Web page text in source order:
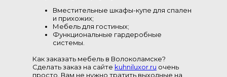
Вместительные шкафы-купе для спален
и прихожих;
Мебель для гостиных;
Функциональные гардеробные
системы.
Как заказать мебель в Волоколамске?
Сделать заказ на сайте kuhniluxor.ru очень
просто. Вам не нужно тратить выходные на